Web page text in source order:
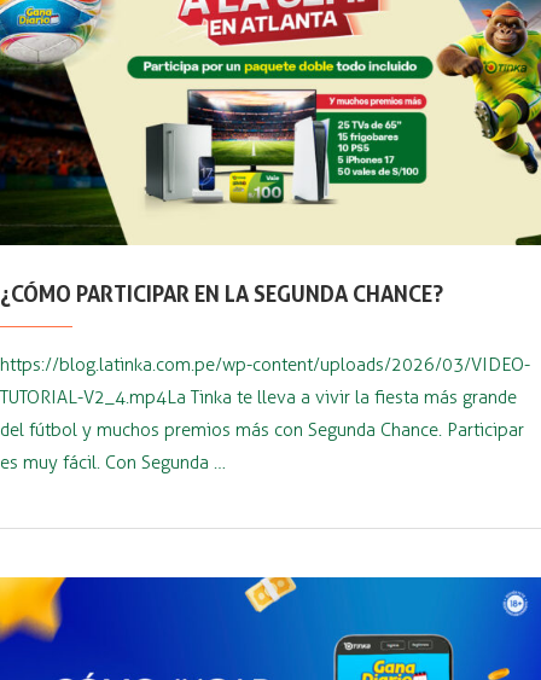
¿CÓMO PARTICIPAR EN LA SEGUNDA CHANCE?
https://blog.latinka.com.pe/wp-content/uploads/2026/03/VIDEO-
TUTORIAL-V2_4.mp4La Tinka te lleva a vivir la fiesta más grande
del fútbol y muchos premios más con Segunda Chance. Participar
es muy fácil. Con Segunda …